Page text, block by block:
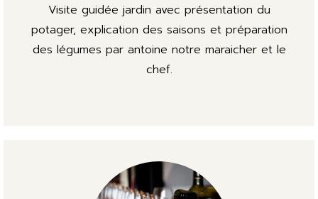
Visite guidée jardin avec présentation du
potager, explication des saisons et préparation
des légumes par antoine notre maraicher et le
chef.